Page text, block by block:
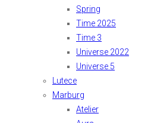
Spring
Time 2025
Time 3
Universe 2022
Universe 5
Lutece
Marburg
Atelier